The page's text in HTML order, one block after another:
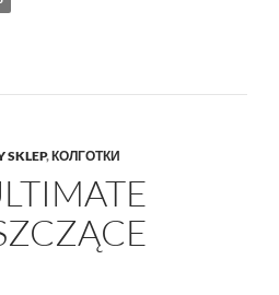
SKLEP,КОЛГОТКИ